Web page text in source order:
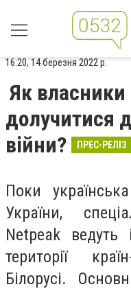
16:20, 14 березня 2022 р.
Як власники
долучитися
війни?
ПРЕС-РЕЛІЗ
Поки
України,
Netpeak ведуть
території
Білорусі.